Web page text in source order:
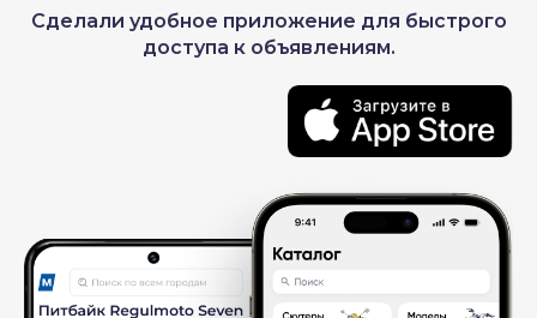
Сделали удобное приложение для быстрого
доступа к объявлениям.